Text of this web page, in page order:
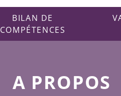
BILAN DE
COMPÉTENCES
A PROPOS